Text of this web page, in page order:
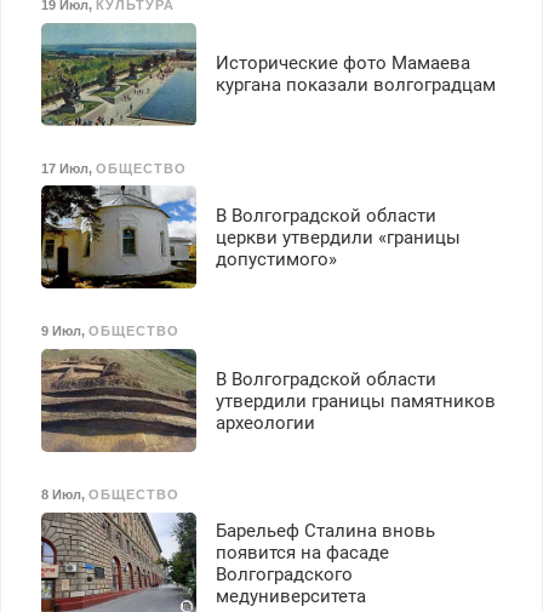
19 Июл, КУЛЬТУРА
Исторические фото Мамаева
кургана показали волгоградцам
17 Июл, ОБЩЕСТВО
В Волгоградской области
церкви утвердили «границы
допустимого»
9 Июл, ОБЩЕСТВО
В Волгоградской области
утвердили границы памятников
археологии
8 Июл, ОБЩЕСТВО
Барельеф Сталина вновь
появится на фасаде
Волгоградского
медуниверситета